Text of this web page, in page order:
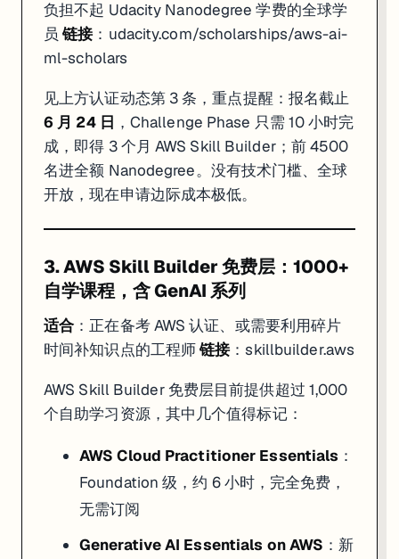
负担不起 Udacity Nanodegree 学费的全球学
员链接： udacity.com/scholarships/aws-ai-
ml-scholars
见上方认证动态第 3 条，重点提醒：报名截止
6 月 24 日 ，Challenge Phase 只需 10 小时完
成，即得 3 个月 AWS Skill Builder；前 4500
名进全额 Nanodegree。没有技术门槛、全球
开放，现在申请边际成本极低。
3. AWS Skill Builder 免费层：1000+
自学课程，含 GenAI 系列
适合 ：正在备考 AWS 认证、或需要利用碎片
时间补知识点的工程师链接：skillbuilder.aws
AWS Skill Builder 免费层目前提供超过 1,000
个自助学习资源，其中几个值得标记：
AWS Cloud Practitioner Essentials ：
Foundation 级，约 6 小时，完全免费，
无需订阅
Generative AI Essentials on AWS ：新